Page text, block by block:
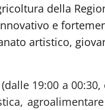
della
e
artistico,
19:00 a